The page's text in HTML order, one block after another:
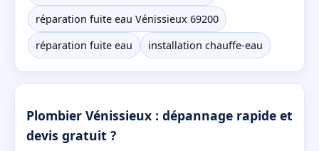
réparation fuite eau Vénissieux 69200
réparation fuite eau
installation chauffe-eau
Plombier Vénissieux : dépannage rapide et
devis gratuit ?